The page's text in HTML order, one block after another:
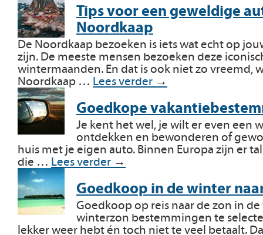
Tips voor een geweldige
Noordkaap
De Noordkaap bezoeken is iets wat echt op
zijn. De meeste mensen bezoeken deze
wintermaanden. En dat is ook niet zo vreemd,
Noordkaap … Lees verder →
Goedkope
Je kent het wel, je wilt er even een
ontdekken en bewonderen of
huis met je eigen auto. Binnen Europa zijn er
die … Lees verder →
Goedkoop in de winter
Goedkoop op reis naar de zon in
winterzon bestemmingen te
lekker weer hebt én toch niet te veel betaalt.